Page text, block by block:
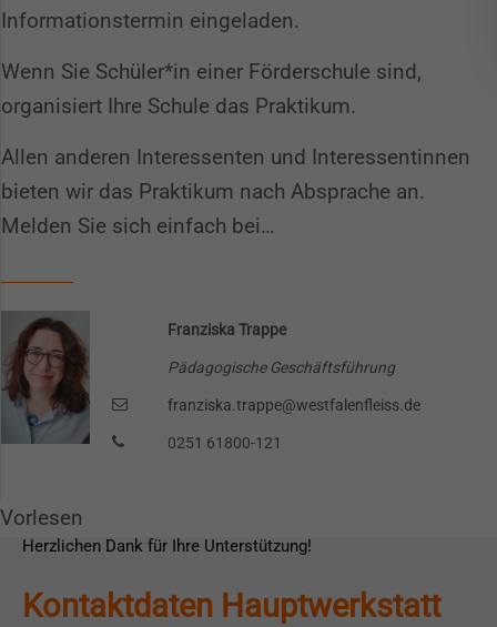
Informationstermin eingeladen.
Wenn Sie Schüler*in einer Förder­schule sind,
organisiert Ihre Schule das Praktikum.
Allen anderen Interessenten und Interessentinnen
bieten wir das Praktikum nach Absprache an.
Melden Sie sich einfach bei…
Franziska Trappe
Pädagogische Geschäftsführung
franziska.trappe@westfalenfleiss.de
0251 61800-121
Vorlesen
Spendenkonto
Dann klicken Sie bitte
Alternativ können Sie auch an unser Spendenkonto
überweisen:
Kontoinhaber: Westfalenfleiß GmbH
BIC: WELADED1MST
Herzlichen Dank für Ihre Unterstützung!
Kontaktdaten Hauptwerkstatt